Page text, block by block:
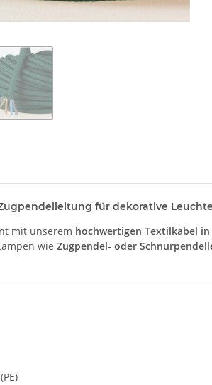
für dekorative
mit unserem hochwertigen Textilkabel in
wie Zugpendel- oder